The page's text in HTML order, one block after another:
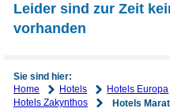
Leider sind zur Zeit
vorhanden
Sie sind hier:
Home
Hotels Hotels Europa
Hotels Zakynthos
Hotels